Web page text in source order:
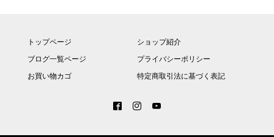
トップページ
ブログ一覧ページ
お買い物カゴ
ショップ紹介
プライバシーポリシー
特定商取引法に基づく表記